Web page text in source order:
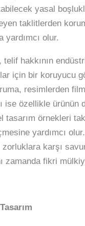
yasal
taklitlerden
olur.
hakkının
için bir
resimlerden
ise özellikle
örnekleri
yardımcı
karşı
zamanda fikri